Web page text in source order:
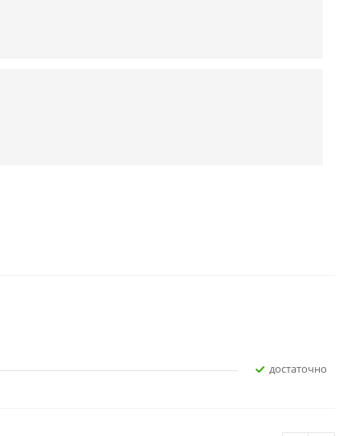
достаточно